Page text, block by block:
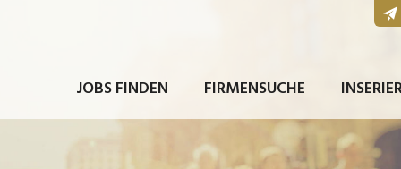
JOBS FINDEN FIRMENSUCHE